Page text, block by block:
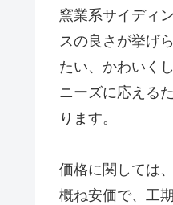
窯業系サイディ
スの良さが挙げ
たい、かわいく
ニーズに応える
ります。
価格に関しては
概ね安価で、工